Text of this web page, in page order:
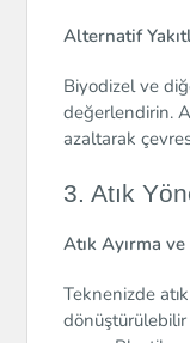
Alternatif
Biyodizel ve
değerlendirin.
azaltarak
3. Atık
Atık Ayırma
Teknenizde
dönüştürülebilir